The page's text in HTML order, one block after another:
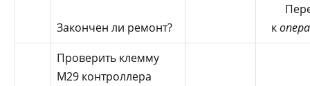
Закончен ли ремонт?
к
Проверить клемму
М29 контроллера